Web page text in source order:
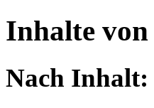
Inhalte
Nach Inhalt: